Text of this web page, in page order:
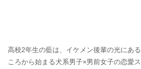
高校2年生の藍は、イケメン後輩の光にあ
ころから始まる犬系男子×男前女子の恋愛ス